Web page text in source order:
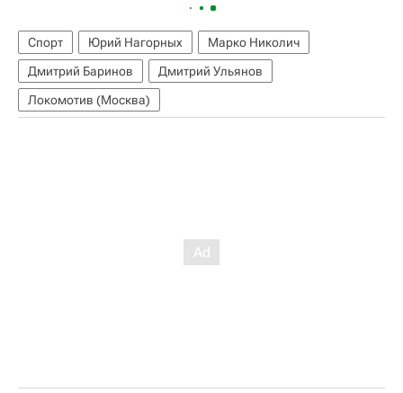
Спорт Юрий Нагорных
Марко Николич
Дмитрий Баринов
Дмитрий Ульянов
Локомотив (Москва)